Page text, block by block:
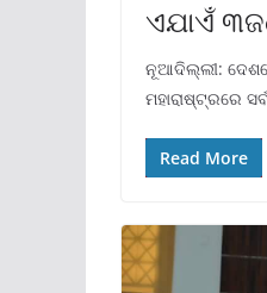
ଏଯାଏଁ
ନୂଆଦିଲ୍ଲୀ:
ମହାରାଷ୍ଟ୍ରରେ
Read More